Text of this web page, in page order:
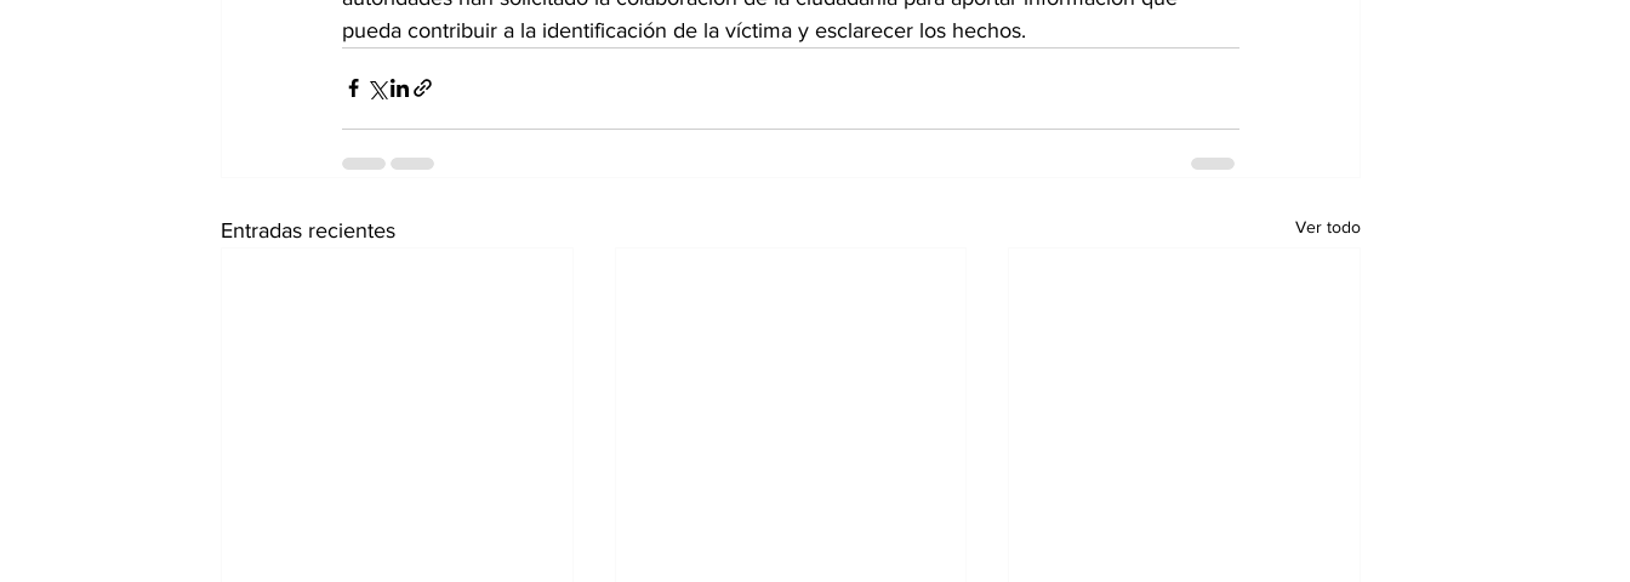
pueda contribuir a la identificación de la víctima y esclarecer los hechos.
Entradas recientes Ver todo